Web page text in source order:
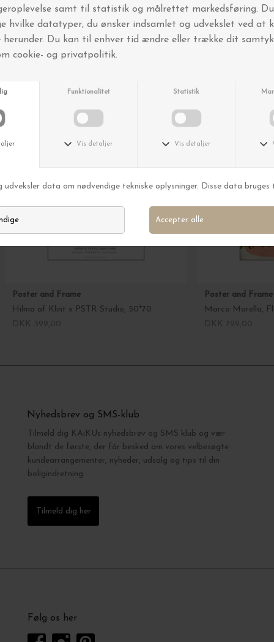
Poster and Frame
Hilma af Klint x PSTR Studio, 50*70
Poster and Frame
Nyhedsbrev og SMS-klub
Tilmeld dig KAiKUs nyhedsbrev og SMS klub og vær
blandt de første, der får besked om vores velbesøgte
kundearrangementer, nyheder, udsalg og tips til din
boligindretning.
Tilmeld dig her
Følg os her